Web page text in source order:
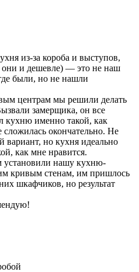
из-за короба и выступов,
они и дешевле) — это не наш
были, но не нашли
центрам мы решили делать
замерщика, он все
кухню именно такой, как
сложилась окончательно. Не
вариант, но кухня идеально
как мне нравится.
установили нашу кухню-
кривым стенам, им пришлось
шкафчиков, но результат